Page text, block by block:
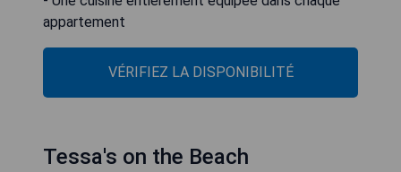
appartement
VÉRIFIEZ LA DISPONIBILITÉ
Tessa's on the Beach